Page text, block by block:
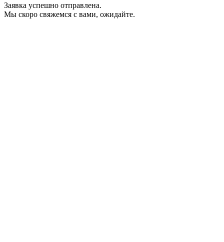
Заявка успешно отправлена.
Мы скоро свяжемся с вами, ожидайте.